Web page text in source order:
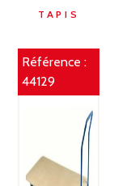
TAPIS
Référence :
44129